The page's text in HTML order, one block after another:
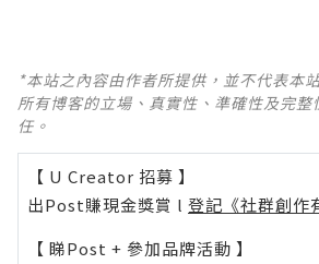
*本站之內容由作者所提供，並不代表本
所有博客的立場、真實性、準確性及完
任。
【 U Creator 招募 】
出Post賺現金獎賞 l 登記《社群創作
【 睇Post + 參加品牌活動 】